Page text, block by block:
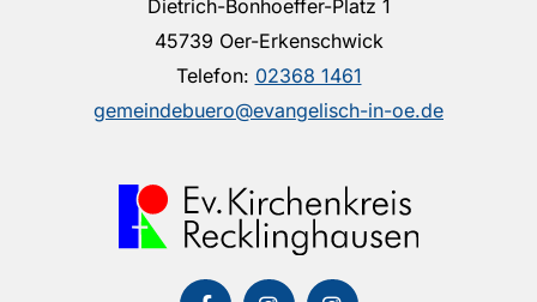
Dietrich-Bonhoeffer-Platz 1
45739 Oer-Erkenschwick
Telefon: 02368 1461
gemeindebuero@evangelisch-in-oe.de